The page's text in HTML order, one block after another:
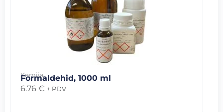
Kemija
Formaldehid, 1000 ml
6.76 € + PDV